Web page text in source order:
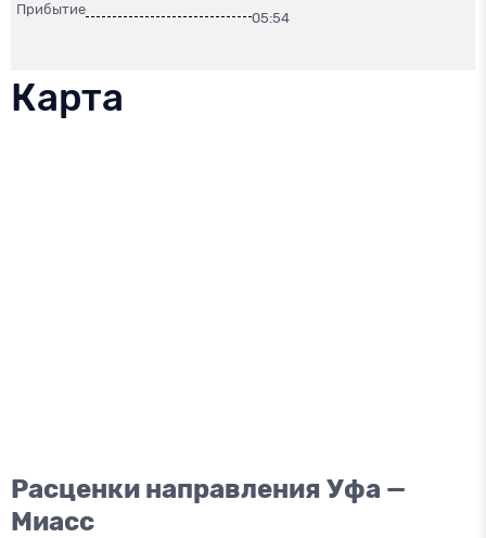
Прибытие
05:54
Карта
Расценки направления Уфа —
Миасс